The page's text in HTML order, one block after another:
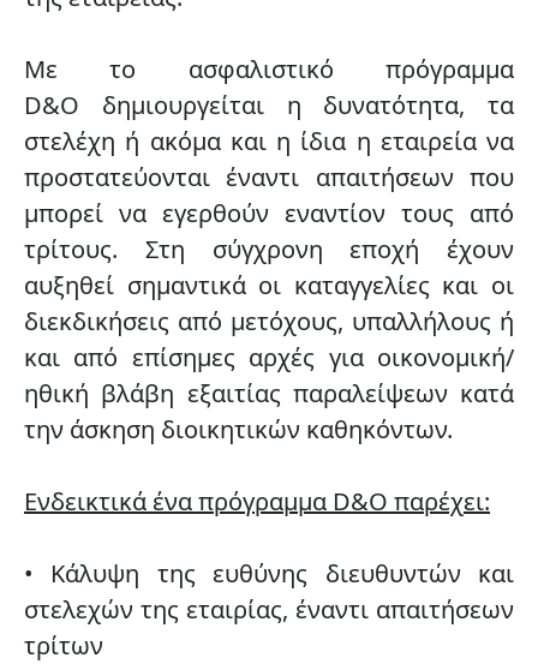
Με το
ασφαλιστικό πρόγραμμα
D&O δημιουργείται η δυνατότητα, τα
στελέχη ή ακόμα και η ίδια η εταιρεία να
προστατεύονται έναντι απαιτήσεων που
μπορεί να εγερθούν εναντίον τους από
τρίτους. Στη σύγχρονη εποχή έχουν
αυξηθεί σημαντικά οι καταγγελίες και οι
διεκδικήσεις από μετόχους, υπαλλήλους ή
και από επίσημες αρχές για οικονομική/
ηθική βλάβη εξαιτίας παραλείψεων κατά
την άσκηση διοικητικών καθηκόντων.
Ενδεικτικά ένα πρόγραμμα D&O παρέχει:
• Κάλυψη της ευθύνης διευθυντών και
στελεχών της εταιρίας, έναντι απαιτήσεων
τρίτων